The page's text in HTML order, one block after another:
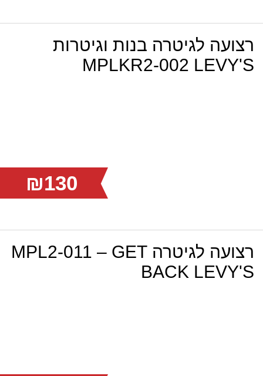
רצועה לגיטרה בנות וגיטרות
MPLKR2-002 LEVY'S
₪130
רצועה לגיטרה MPL2-011 – GET
BACK LEVY'S